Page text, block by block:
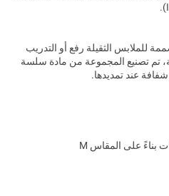
للملابس الثقيلة رفع أو التدريب
تم تصنيع المجموعة من مادة سلسة
عند تمديدها.